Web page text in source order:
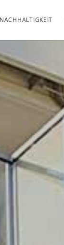
NACHHALTIGKEIT